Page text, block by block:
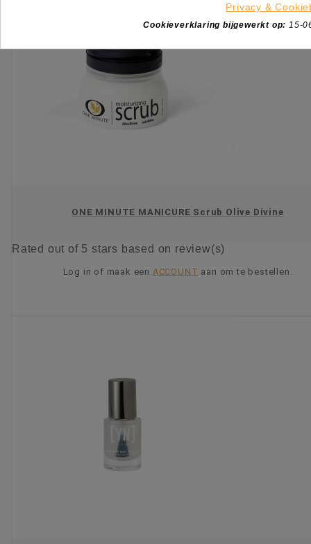
ONE MINUTE MANICURE Scrub Olive Divine
Rated out of 5 stars based on review(s)
Log in of maak een ACCOUNT aan om te bestellen.
Privacy &
Cookieverklaring bijgewerkt op: 15-